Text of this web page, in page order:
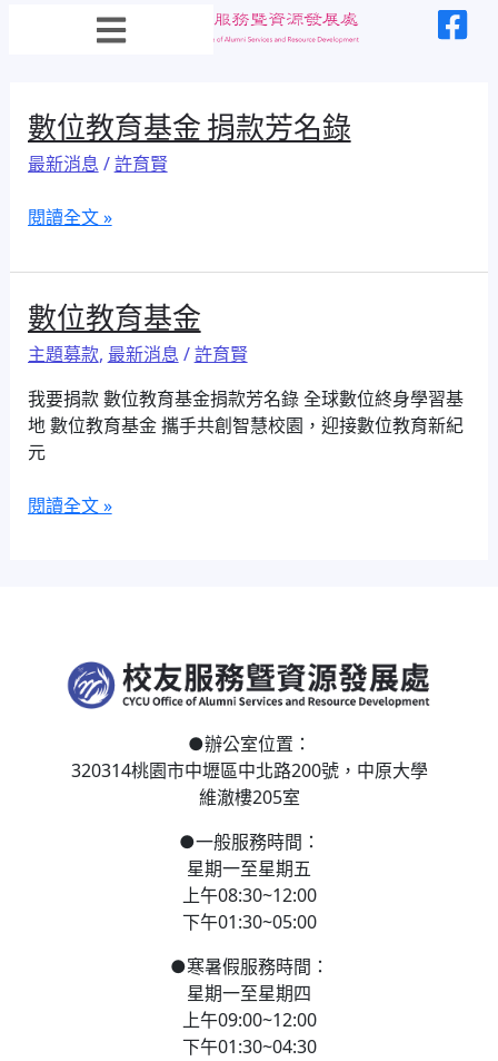
數位教育基金 捐款芳名錄
最新消息 /許育賢
數
位
教
基
款
芳
名
錄
閱讀全文 »
數位教育基金
主題募款, 最新消息 /許育賢
我要捐款 數位教育基金捐款芳名錄 全球數位終身學習基
地 數位教育基金 攜手共創智慧校園，迎接數位教育新紀
元
數
位
教
育
基
金
閱讀全文 »
●辦公室位置：
320314桃園市中壢區中北路200號， 中原大學
維澈樓205室
●一般服務時間：
星期一至星期五
上午08:30~12:00
下午01:30~05:00
●寒暑假服務時間：
星期一至星期四
上午09:00~12:00
下午01:30~04:30